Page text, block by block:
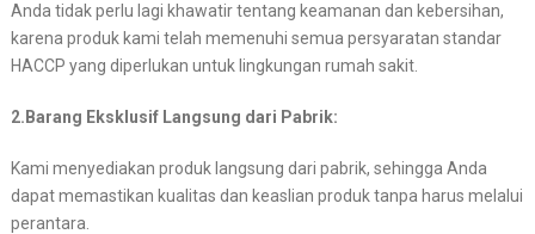
Anda tidak perlu lagi khawatir tentang keamanan dan kebersihan,
karena produk kami telah memenuhi semua persyaratan standar
HACCP yang diperlukan untuk lingkungan rumah sakit.
2.Barang Eksklusif Langsung dari Pabrik:
Kami menyediakan produk langsung dari pabrik, sehingga Anda
dapat memastikan kualitas dan keaslian produk tanpa harus melalui
perantara.